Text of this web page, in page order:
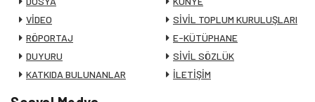
VİDEO
RÖPORTAJ
DUYURU
KATKIDA BULUNANLAR
SİVİL TOPLUM KURULUŞLARI
E-KÜTÜPHANE
SİVİL SÖZLÜK
İLETİŞİM